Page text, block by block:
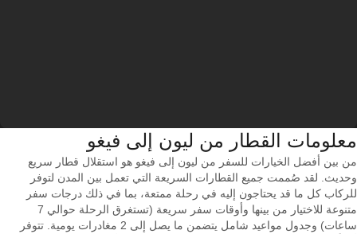
معلومات القطار من ‎ليون إلى ‎فيغو
من بين أفضل الخيارات للسفر من ليون إلى فيغو هو استقلال قطار سريع
وحديث. لقد صُممت جميع القطارات السريعة التي تعمل بين المدن لتوفر
للركاب كل ما قد يحتاجون إليه في رحلة ممتعة، بما في ذلك درجات سفر
متنوعة للاختيار من بينها وأوقات سفر سريعة (تستغرق الرحلة حوالي 7
ساعات) وجدول مواعيد شامل يتضمن ما يصل إلى 2 مغادرات يومية. تتوفر